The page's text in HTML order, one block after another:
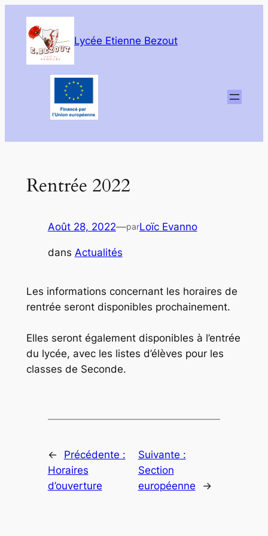
contenu
Lycée Etienne Bezout
Rentrée 2022
Août 28, 2022—parLoïc Evanno
dans Actualités
Les informations concernant les horaires de
rentrée seront disponibles prochainement.
Elles seront également disponibles à l’entrée
du lycée, avec les listes d’élèves pour les
classes de Seconde.
←
Précédente :
Horaires
d’ouverture
Suivante :
Section
européenne
→